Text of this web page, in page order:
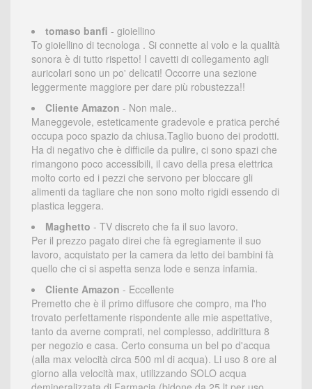
tomaso banfi - gioiellino
To gioiellino di tecnologa . Si connette al volo e la qualità
sonora è di tutto rispetto! I cavetti di collegamento agli
auricolari sono un po' delicati! Occorre una sezione
leggermente maggiore per dare più robustezza!!
Cliente Amazon - Non male..
Maneggevole, esteticamente gradevole e pratica perché
occupa poco spazio da chiusa.Taglio buono dei prodotti.
Ha di negativo che è difficile da pulire, ci sono spazi che
rimangono poco accessibili, il cavo della presa elettrica
molto corto ed i pezzi che servono per bloccare gli
alimenti da tagliare che non sono molto rigidi essendo di
plastica leggera.
Maghetto - TV discreto che fa il suo lavoro.
Per il prezzo pagato direi che fà egregiamente il suo
lavoro, acquistato per la camera da letto dei bambini fà
quello che ci si aspetta senza lode e senza infamia.
Cliente Amazon - Eccellente
Premetto che è il primo diffusore che compro, ma l'ho
trovato perfettamente rispondente alle mie aspettative,
tanto da averne comprati, nel complesso, addirittura 8
per negozio e casa. Certo consuma un bel po d'acqua
(alla max velocità circa 500 ml di acqua). Li uso 8 ore al
giorno alla velocità max, utilizzando SOLO acqua